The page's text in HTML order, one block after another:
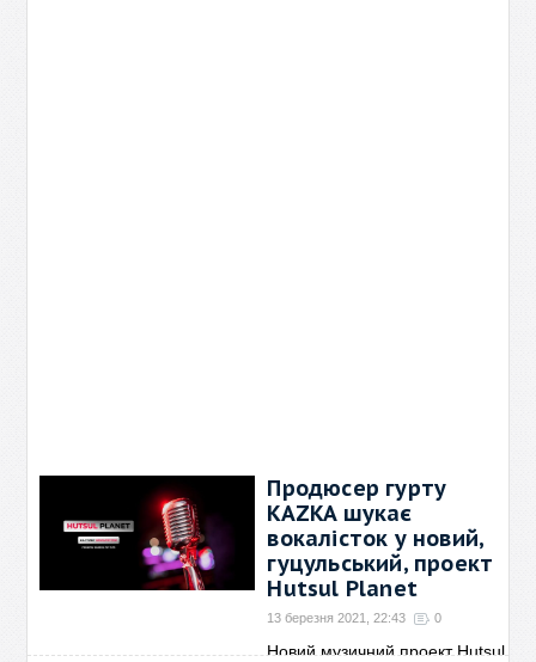
Продюсер гурту
KAZKA шукає
вокалісток у новий,
гуцульський, проект
Hutsul Planet
13 березня 2021, 22:43 0
Новий музичний проект Hutsul